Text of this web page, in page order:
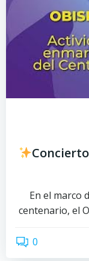
En el marco
centenario, el
0